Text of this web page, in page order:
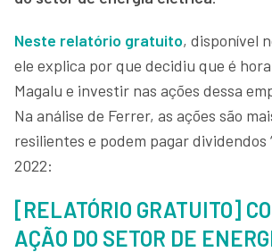
Neste relatório gratuito, disponível
ele explica por que decidiu que é
Magalu e investir nas ações dessa
Na análise de Ferrer, as ações são
resilientes e podem pagar dividendos
2022:
[RELATÓRIO GRATUITO]
AÇÃO DO SETOR DE